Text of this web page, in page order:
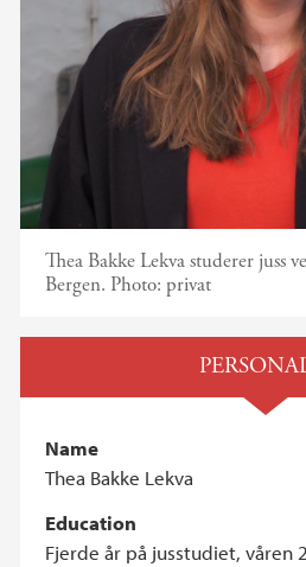
Thea Bakke Lekva studerer juss
Bergen. Photo: privat
Name
Thea Bakke Lekva
Education
Fjerde år på jusstudiet, våren